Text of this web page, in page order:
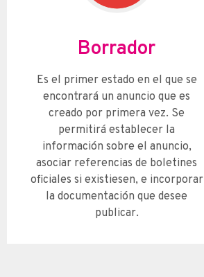
Borrador
Es el primer estado en el que se
encontrará un anuncio que es
creado por primera vez. Se
permitirá establecer la
información sobre el anuncio,
asociar referencias de boletines
oficiales si existiesen, e incorporar
la documentación que desee
publicar.